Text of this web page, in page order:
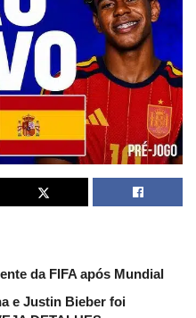
da FIFA após Mundial
e Justin Bieber foi